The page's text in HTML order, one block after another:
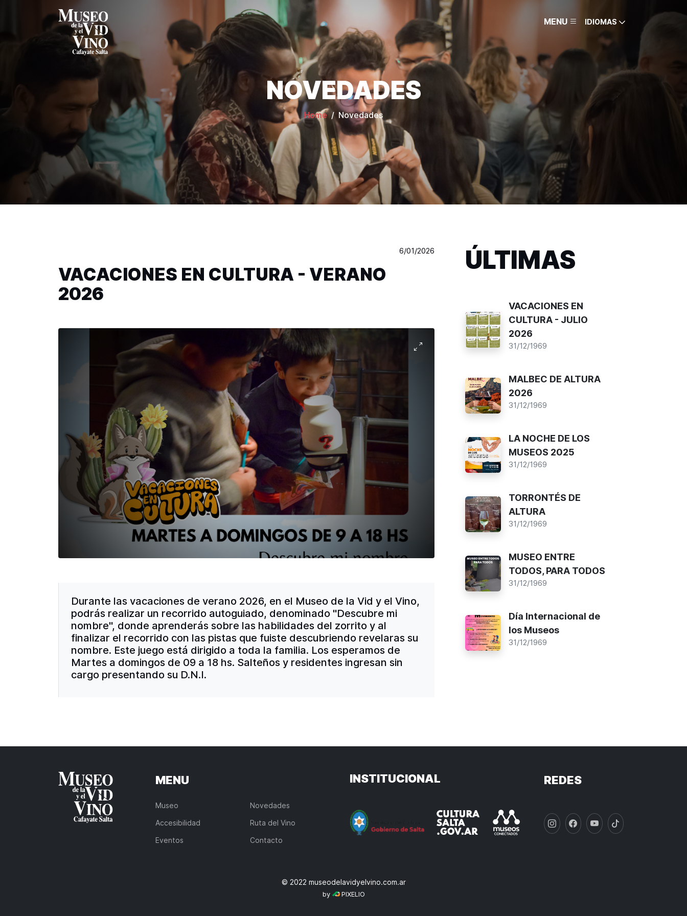
MENU IDIOMAS
NOVEDADES
Home Novedades
6/01/2026
VACACIONES EN CULTURA - VERANO
2026
Durante las vacaciones de verano 2026, en el Museo de la Vid y el Vino,
podrás realizar un recorrido autoguiado, denominado "Descubre mi
nombre", donde aprenderás sobre las habilidades del zorrito y al
finalizar el recorrido con las pistas que fuiste descubriendo revelaras su
nombre. Este juego está dirigido a toda la familia. Los esperamos de
Martes a domingos de 09 a 18 hs. Salteños y residentes ingresan sin
cargo presentando su D.N.I.
ÚLTIMAS
VACACIONES EN
CULTURA - JULIO
2026
31/12/1969
MALBEC DE ALTURA
2026
31/12/1969
LA NOCHE DE LOS
MUSEOS 2025
31/12/1969
TORRONTÉS DE
ALTURA
31/12/1969
MUSEO ENTRE
TODOS, PARA TODOS
31/12/1969
Día Internacional de
los Museos
31/12/1969
MENU
Museo
Accesibilidad
Eventos
Novedades
Ruta del Vino
Contacto
INSTITUCIONAL REDES
© 2022 museodelavidyelvino.com.ar
by PIXELIO